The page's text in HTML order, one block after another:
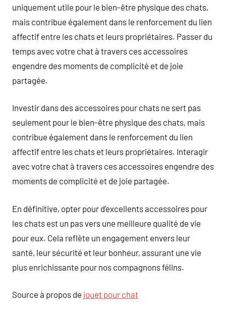
uniquement utile pour le bien-être physique des chats,
mais contribue également dans le renforcement du lien
affectif entre les chats et leurs propriétaires. Passer du
temps avec votre chat à travers ces accessoires
engendre des moments de complicité et de joie
partagée.
Investir dans des accessoires pour chats ne sert pas
seulement pour le bien-être physique des chats, mais
contribue également dans le renforcement du lien
affectif entre les chats et leurs propriétaires. Interagir
avec votre chat à travers ces accessoires engendre des
moments de complicité et de joie partagée.
En définitive, opter pour d’excellents accessoires pour
les chats est un pas vers une meilleure qualité de vie
pour eux. Cela reflète un engagement envers leur
santé, leur sécurité et leur bonheur, assurant une vie
plus enrichissante pour nos compagnons félins.
Source à propos de jouet pour chat